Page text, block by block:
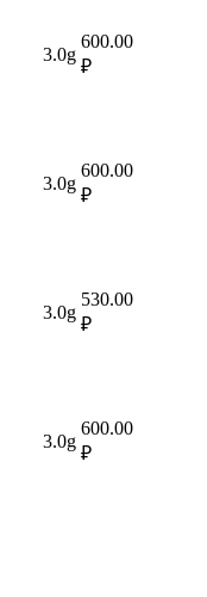
3.0g
600.00
₽
3.0g
600.00
₽
3.0g
530.00
₽
3.0g
600.00
₽